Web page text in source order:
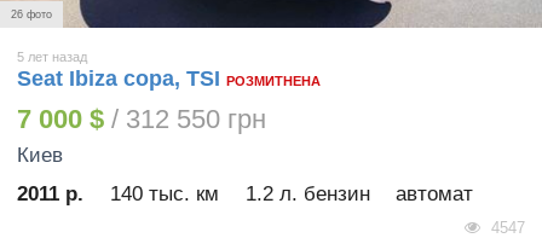
26 фото
5 лет назад
Seat Ibiza copa, TSI РОЗМИТНЕНА
7 000 $ / 312 550 грн
Киев
2011 р.
140 тыс. км 1.2 л. бензин автомат
4547